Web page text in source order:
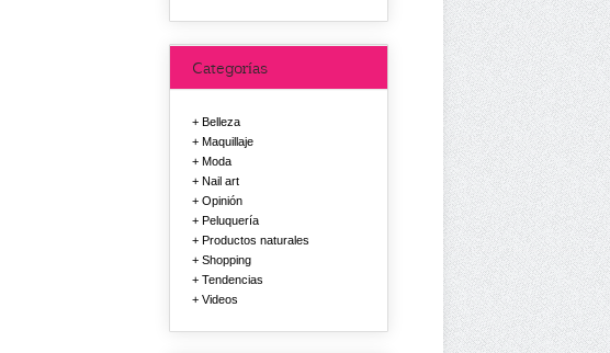
Categorías
Belleza
Maquillaje
Moda
Nail art
Opinión
Peluquería
Productos naturales
Shopping
Tendencias
Videos